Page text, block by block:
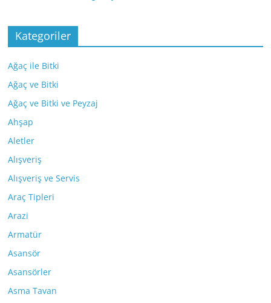
Kategoriler
Ağaç ile Bitki
Ağaç ve Bitki
Ağaç ve Bitki ve Peyzaj
Ahşap
Aletler
Alışveriş
Alışveriş ve Servis
Araç Tipleri
Arazi
Armatür
Asansör
Asansörler
Asma Tavan